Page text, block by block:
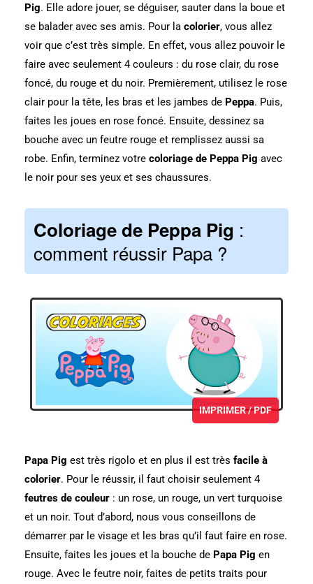
Pig. Elle adore jouer, se déguiser, sauter dans la boue et
se balader avec ses amis. Pour la colorier, vous allez
voir que c’est très simple. En effet, vous allez pouvoir le
faire avec seulement 4 couleurs : du rose clair, du rose
foncé, du rouge et du noir. Premièrement, utilisez le rose
clair pour la tête, les bras et les jambes de Peppa. Puis,
faites les joues en rose foncé. Ensuite, dessinez sa
bouche avec un feutre rouge et remplissez aussi sa
robe. Enfin, terminez votre coloriage de Peppa Pig avec
le noir pour ses yeux et ses chaussures.
Coloriage de Peppa Pig :
comment réussir Papa ?
IMPRIMER / PDF
Papa Pig est très rigolo et en plus il est très facile à
colorier. Pour le réussir, il faut choisir seulement 4
feutres de couleur : un rose, un rouge, un vert turquoise
et un noir. Tout d’abord, nous vous conseillons de
démarrer par le visage et les bras qu’il faut faire en rose.
Ensuite, faites les joues et la bouche de Papa Pig en
rouge. Avec le feutre noir, faites de petits traits pour